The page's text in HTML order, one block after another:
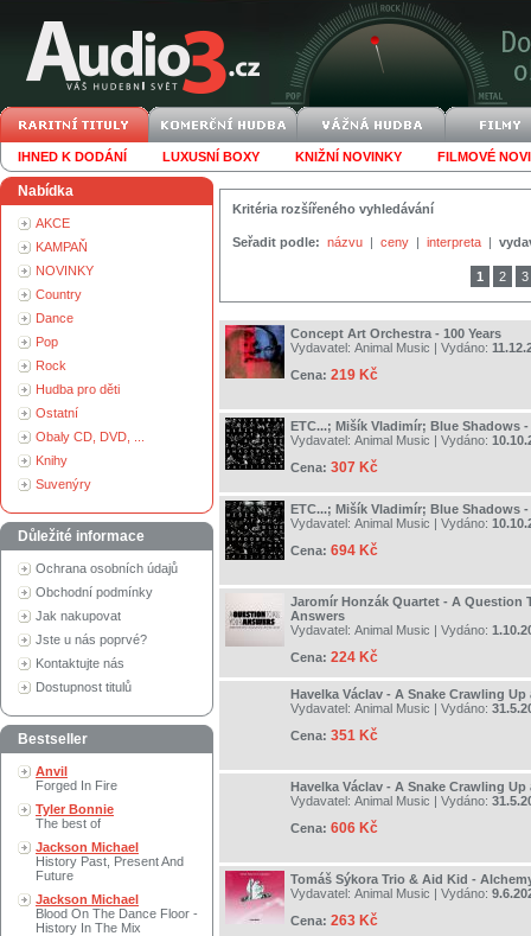
IHNED K DODÁNÍ LUXUSNÍ BOXY KNIŽNÍ NOVINKY FILMOVÉ
Nabídka
AKCE
KAMPAŇ
NOVINKY
Country
Dance
Pop
Rock
Hudba pro děti
Ostatní
Obaly CD, DVD, ...
Knihy
Suvenýry
Důležité informace
Ochrana osobních údajů
Obchodní podmínky
Jak nakupovat
Jste u nás poprvé?
Kontaktujte nás
Dostupnost titulů
Bestseller
Anvil
Forged In Fire
Tyler Bonnie
The best of
Jackson Michael
History Past, Present And
Future
Jackson Michael
Blood On The Dance Floor -
History In The Mix
Kritéria rozšířeného vyhledávání
Seřadit podle: názvu | ceny | interpreta |
1 2 3
Concept Art Orchestra - 100 Years
Vydavatel: Animal Music | Vydáno:
Cena: 219 Kč
ETC...; Mišík Vladimír; Blue Shadows -
Vydavatel: Animal Music | Vydáno:
Cena: 307 Kč
ETC...; Mišík Vladimír; Blue Shadows -
Vydavatel: Animal Music | Vydáno:
Cena: 694 Kč
Jaromír Honzák Quartet - A Question
Answers
Vydavatel: Animal Music | Vydáno:
Cena: 224 Kč
Havelka Václav - A Snake Crawling
Vydavatel: Animal Music | Vydáno:
Cena: 351 Kč
Havelka Václav - A Snake Crawling
Vydavatel: Animal Music | Vydáno:
Cena: 606 Kč
Tomáš Sýkora Trio & Aid Kid -
Vydavatel: Animal Music | Vydáno:
Cena: 263 Kč